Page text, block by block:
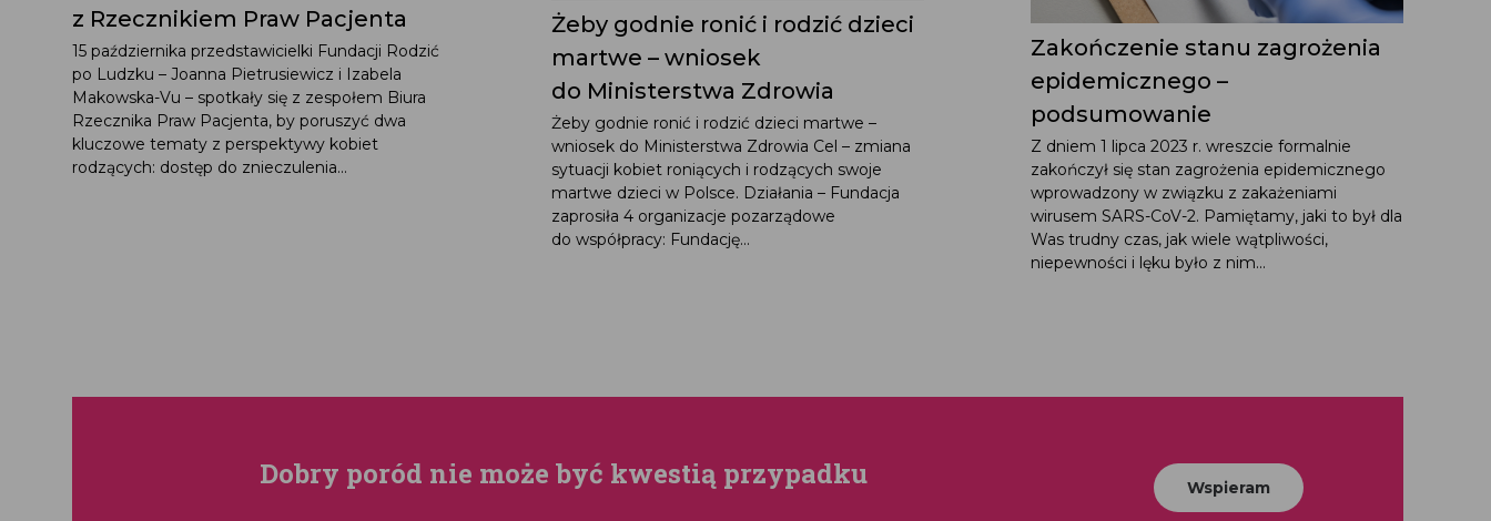
z Rzecznikiem Praw Pacjenta
15 października przedstawicielki Fundacji Rodzić
po Ludzku – Joanna Pietrusiewicz i Izabela
Makowska-Vu – spotkały się z zespołem Biura
Rzecznika Praw Pacjenta, by poruszyć dwa
kluczowe tematy z perspektywy kobiet
rodzących: dostęp do znieczulenia...
Żeby godnie ronić i rodzić dzieci
martwe – wniosek
do Ministerstwa Zdrowia
Żeby godnie ronić i rodzić dzieci martwe –
wniosek do Ministerstwa Zdrowia Cel – zmiana
sytuacji kobiet roniących i rodzących swoje
martwe dzieci w Polsce. Działania – Fundacja
zaprosiła 4 organizacje pozarządowe
do współpracy: Fundację...
Zakończenie stanu zagrożenia
epidemicznego –
podsumowanie
Z dniem 1 lipca 2023 r. wreszcie formalnie
zakończył się stan zagrożenia epidemicznego
wprowadzony w związku z zakażeniami
wirusem SARS-CoV-2. Pamiętamy, jaki to był dla
Was trudny czas, jak wiele wątpliwości,
niepewności i lęku było z nim...
Dobry poród nie może być kwestią przypadku Wspieram